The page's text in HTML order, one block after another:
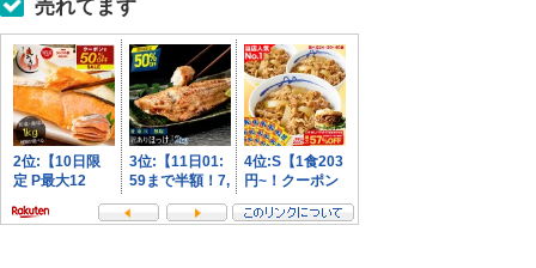
売れてます